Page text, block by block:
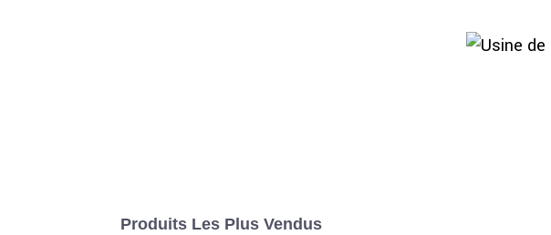
Produits Les Plus Vendus